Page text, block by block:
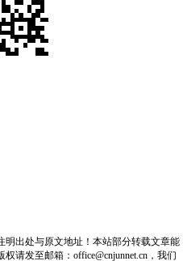
出处与原文地址！本站部分转载文章能
请发至邮箱：office@cnjunnet.cn，我们